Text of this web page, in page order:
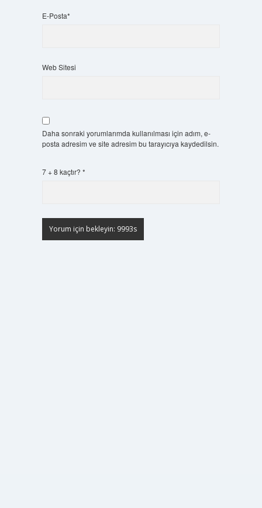
E-Posta*
Web Sitesi
Daha sonraki yorumlarımda kullanılması için adım, e-
posta adresim ve site adresim bu tarayıcıya kaydedilsin.
7 + 8 kaçtır? *